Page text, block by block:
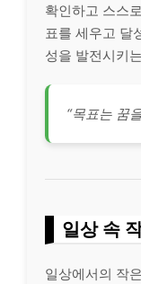
확인하고 스스
표를 세우고 달
성을 발전시키
“목표는 꿈
일상 속
일상에서의 작